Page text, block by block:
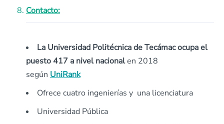
Contacto:
La Universidad Politécnica de Tecámac ocupa el
puesto 417 a nivel nacionalen 2018
según UniRank
Ofrece cuatro ingenierías y una licenciatura
Universidad Pública